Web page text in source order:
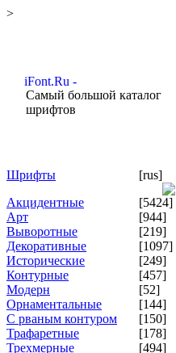
>
Самый большой каталог
шрифтов
Шрифты
[rus]
Акцидентные
[5424]
Арт
[944]
Выворотные
[219]
Декоративные
[1097]
Исторические
[249]
Контурные
[457]
Модерн
[52]
Орнаментальные
[144]
С рваным контуром
[150]
Трафаретные
[178]
Трехмерные
[494]